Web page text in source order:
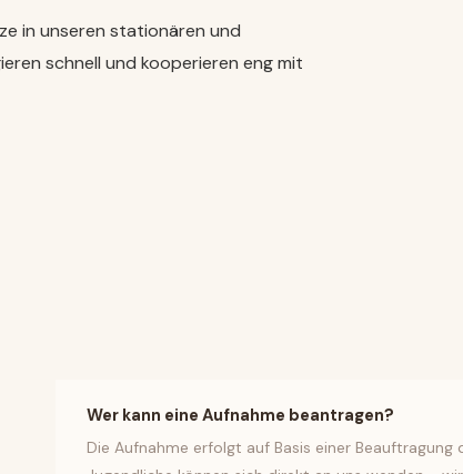
in unseren stationären und
schnell und kooperieren eng mit
Wer kann eine Aufnahme beantragen?
Die Aufnahme erfolgt auf Basis einer